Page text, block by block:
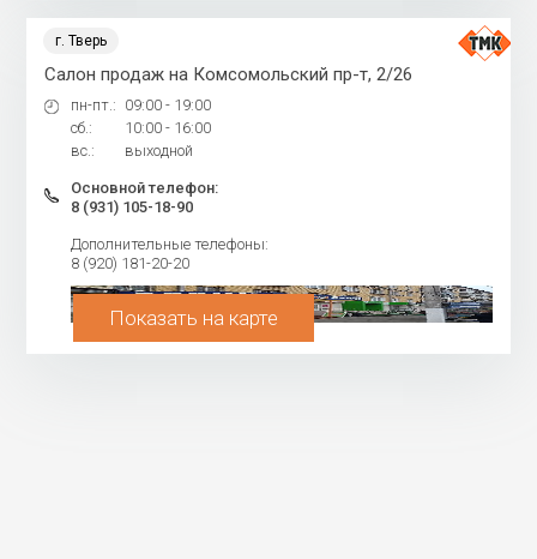
г. Тверь
Салон продаж на Комсомольский пр-т, 2/26
пн-пт.: 09:00 - 19:00
сб.:
10:00 - 16:00
вс.:
выходной
Основной телефон:
8 (931) 105-18-90
Дополнительные телефоны:
8 (920) 181-20-20
Показать на карте